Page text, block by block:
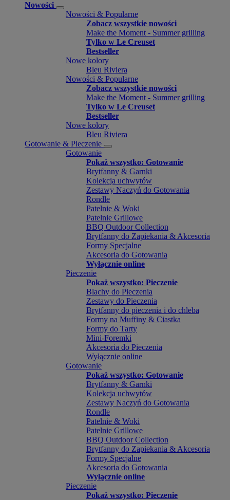
Nowości
Nowości & Popularne
Zobacz wszystkie nowości
Make the Moment - Summer grilling
Tylko w Le Creuset
Bestseller
Nowe kolory
Bleu Riviera
Nowości & Popularne
Zobacz wszystkie nowości
Make the Moment - Summer grilling
Tylko w Le Creuset
Bestseller
Nowe kolory
Bleu Riviera
Gotowanie & Pieczenie
Gotowanie
Pokaż wszystko: Gotowanie
Brytfanny & Garnki
Kolekcja uchwytów
Zestawy Naczyń do Gotowania
Rondle
Patelnie & Woki
Patelnie Grillowe
BBQ Outdoor Collection
Brytfanny do Zapiekania & Akcesoria
Formy Specjalne
Akcesoria do Gotowania
Wyłącznie online
Pieczenie
Pokaż wszystko: Pieczenie
Blachy do Pieczenia
Zestawy do Pieczenia
Brytfanny do pieczenia i do chleba
Formy na Muffiny & Ciastka
Formy do Tarty
Mini-Foremki
Akcesoria do Pieczenia
Wyłącznie online
Gotowanie
Pokaż wszystko: Gotowanie
Brytfanny & Garnki
Kolekcja uchwytów
Zestawy Naczyń do Gotowania
Rondle
Patelnie & Woki
Patelnie Grillowe
BBQ Outdoor Collection
Brytfanny do Zapiekania & Akcesoria
Formy Specjalne
Akcesoria do Gotowania
Wyłącznie online
Pieczenie
Pokaż wszystko: Pieczenie